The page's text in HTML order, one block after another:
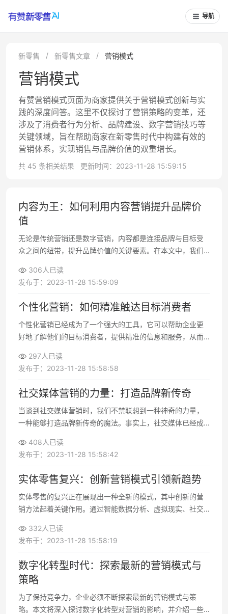
导航
新零售 新零售文章 营销模式
营销模式
有赞营销模式页面为商家提供关于营销模式创新与实
践的深度问答。这里不仅探讨了营销策略的变革，还
涉及了消费者行为分析、品牌建设、数字营销技巧等
关键领域，旨在帮助商家在新零售时代中构建有效的
营销体系，实现销售与品牌价值的双重增长。
共 45 条相关结果 更新时间：2023-11-28 15:59:15
内容为王：如何利用内容营销提升品牌价
值
无论是传统营销还是数字营销，内容都是连接品牌与目标受
众之间的纽带，提升品牌价值的关键要素。在本文中，我们
力
306人已读
发布于：2023-11-28 15:59:09
个性化营销：如何精准触达目标消费者
个性化营销已经成为了一个强大的工具，它可以帮助企业更
好地了解他们的目标消费者，提供精准的信息和服务，从而
及如何精准触达目标消费者
297人已读
发布于：2023-11-28 15:58:58
社交媒体营销的力量：打造品牌新传奇
当谈到社交媒体营销时，我们不禁联想到一种神奇的力量，
一种能够打造品牌新传奇的魔法。事实上，社交媒体已经成
408人已读
发布于：2023-11-28 15:58:42
实体零售复兴：创新营销模式引领新趋势
实体零售的复兴正在展现出一种全新的模式，其中创新的营
销方法起着关键作用。通过智能数据分析、虚拟现实、社交
者，创造独特的购物体验
332人已读
发布于：2023-11-28 15:58:19
数字化转型时代：探索最新的营销模式与
策略
​为了保持竞争力，企业必须不断探索最新的营销模式与策
略。本文将深入探讨数字化转型对营销的影响，并介绍一些